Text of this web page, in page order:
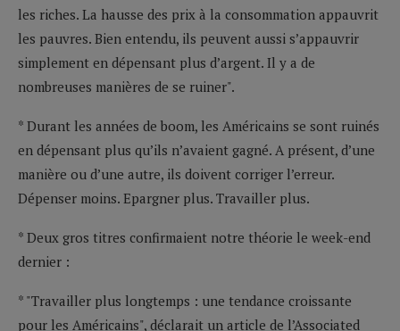
les riches. La hausse des prix à la consommation appauvrit
les pauvres. Bien entendu, ils peuvent aussi s’appauvrir
simplement en dépensant plus d’argent. Il y a de
nombreuses manières de se ruiner".
* Durant les années de boom, les Américains se sont ruinés
en dépensant plus qu’ils n’avaient gagné. A présent, d’une
manière ou d’une autre, ils doivent corriger l’erreur.
Dépenser moins. Epargner plus. Travailler plus.
* Deux gros titres confirmaient notre théorie le week-end
dernier :
* "Travailler plus longtemps : une tendance croissante
pour les Américains", déclarait un article de l’Associated